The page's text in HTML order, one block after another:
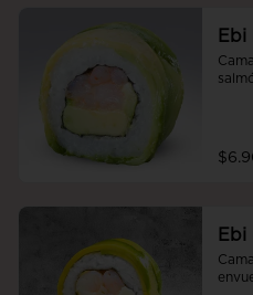
Ebi
Ebi